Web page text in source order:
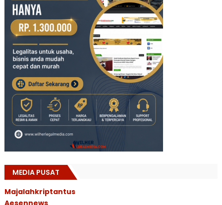
MEDIA PUSAT
Majalahkriptantus